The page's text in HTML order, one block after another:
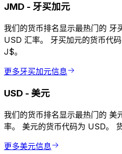
JMD - 牙买加元
我们的货币排名显示最热门的
USD 汇率。 牙买加元的货币代
J$。
更多牙买加元信息
USD - 美元
我们的货币排名显示最热门的
率。 美元的货币代码为 USD。
更多美元信息